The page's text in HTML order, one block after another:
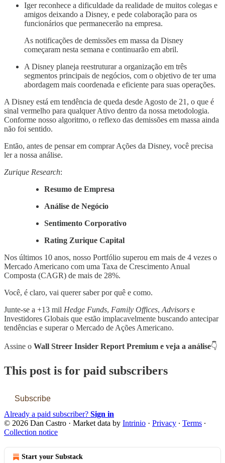
Iger reconhece a dificuldade da realidade de muitos colegas e
amigos deixando a Disney, e pede colaboração para os
funcionários que permanecerão na empresa.
As notificações de demissões em massa da Disney
começaram nesta semana e continuarão em abril.
A Disney planeja reestruturar a organização em três
segmentos principais de negócios, com o objetivo de ter uma
abordagem mais coordenada e eficiente para suas operações.
A Disney está em tendência de queda desde Agosto de 21, o que é
sinal vermelho para qualquer Ativo dentro da nossa metodologia.
Conforme nosso algoritmo, o reflexo das demissões em massa ainda
não foi sentido.
Então, antes de pensar em comprar Ações da Disney, você precisa
ler a nossa análise.
Zurique Research:
Resumo de Empresa
Análise de Negócio
Sentimento Corporativo
Rating Zurique Capital
Nos últimos 10 anos, nosso Portfólio superou em mais de 4 vezes o
Mercado Americano com uma Taxa de Crescimento Anual
Composta (CAGR) de mais de 28%.
Você, é claro, vai querer saber por quê e como.
Junte-se a +13 mil Hedge Funds, Family Offices, Advisors e
Investidores Globais que estão implacavelmente buscando antecipar
tendências e superar o Mercado de Ações Americano.
Assine o Wall Streer Insider Report Premium e veja a análise👇
This post is for paid subscribers
Subscribe
Already a paid subscriber? Sign in
© 2026 Dan Castro · Market data by Intrinio · Privacy ∙ Terms ∙
Collection notice
Start your Substack